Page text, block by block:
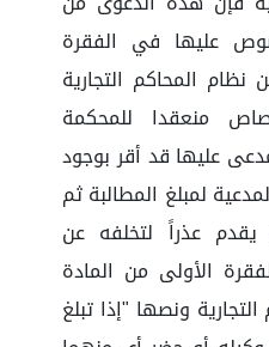
عليها في الفقرة
من المادة (١٦) من نظام المحاكم التجارية
منعقدا للمحكمة
عليها قد أقر بوجود
لمبلغ المطالبة ثم
عذراً لتخلفه عن
الأولى من المادة
ونصها "إذا تبلغ